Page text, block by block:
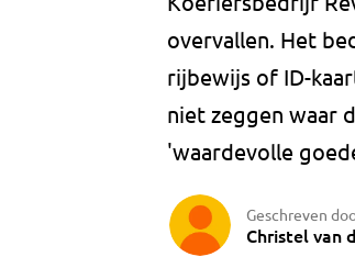
overvallen. Het
rijbewijs of ID-
niet zeggen waar
'waardevolle
Geschreven
Christel van